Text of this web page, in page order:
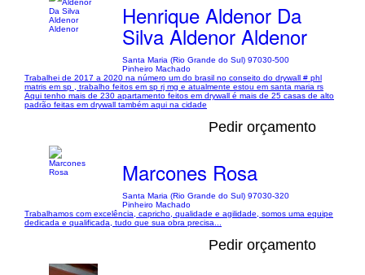
Henrique Aldenor Da
Silva Aldenor Aldenor
Santa Maria (Rio Grande do Sul) 97030-500
Pinheiro Machado
Trabalhei de 2017 a 2020 na número um do brasil no conseito do drywall # phl
matris em sp , trabalho feitos em sp rj mg e atualmente estou em santa maria rs
Aqui tenho mais de 230 apartamento feitos em drywall é mais de 25 casas de alto
padrão feitas em drywall também aqui na cidade
Pedir orçamento
Marcones Rosa
Santa Maria (Rio Grande do Sul) 97030-320
Pinheiro Machado
Trabalhamos com excelência, capricho, qualidade e agilidade, somos uma equipe
dedicada e qualificada, tudo que sua obra precisa...
Pedir orçamento